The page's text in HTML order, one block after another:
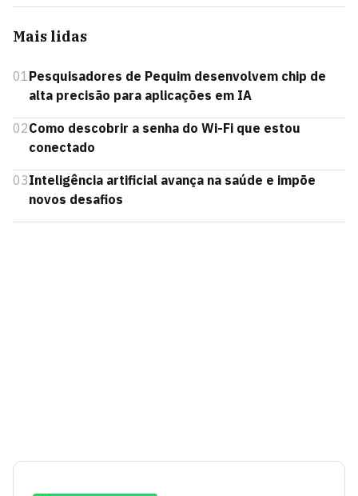
Mais lidas
01Pesquisadores de Pequim desenvolvem chip de
alta precisão para aplicações em IA
02Como descobrir a senha do Wi-Fi que estou
conectado
03Inteligência artificial avança na saúde e impõe
novos desafios